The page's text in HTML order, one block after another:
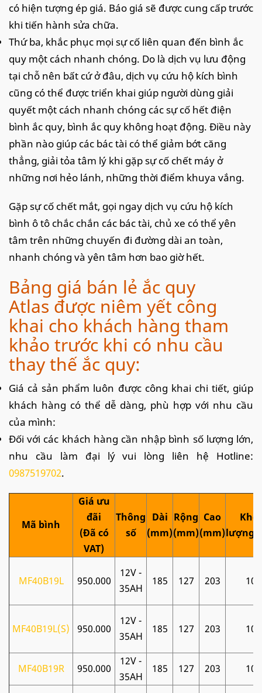
có hiện tượng ép giá. Báo giá sẽ được cung cấp trước
khi tiến hành sửa chữa.
Thứ ba, khắc phục mọi sự cố liên quan đến bình ắc
quy một cách nhanh chóng. Do là dịch vụ lưu động
tại chỗ nên bất cứ ở đâu, dịch vụ cứu hộ kích bình
cũng có thể được triển khai giúp người dùng giải
quyết một cách nhanh chóng các sự cố hết điện
bình ắc quy, bình ắc quy không hoạt động. Điều này
phần nào giúp các bác tài có thể giảm bớt căng
thẳng, giải tỏa tâm lý khi gặp sự cố chết máy ở
những nơi hẻo lánh, những thời điểm khuya vắng.
Gặp sự cố chết mắt, gọi ngay dịch vụ cứu hộ kích
bình ô tô chắc chắn các bác tài, chủ xe có thể yên
tâm trên những chuyến đi đường dài an toàn,
nhanh chóng và yên tâm hơn bao giờ hết.
Bảng giá bán lẻ ắc quy
Atlas được niêm yết công
khai cho khách hàng tham
khảo trước khi có nhu cầu
thay thế ắc quy:
Giá cả sản phẩm luôn được công khai chi tiết, giúp
khách hàng có thể dễ dàng, phù hợp với nhu cầu
của mình:
Đối với các khách hàng cần nhập bình số lượng lớn,
nhu cầu làm đại lý vui lòng liên hệ Hotline:
0987519702.
Mã bình
Giá ưu
đãi
(Đã có
VAT)
Thông
số
Dài
(mm)
Rộng
(mm)
Cao
(mm)
Khối
lượng
MF40B19L 950.000
12V -
35AH
185 127 203 10
MF40B19L(S) 950.000
12V -
35AH
185 127 203 10
MF40B19R 950.000
12V -
35AH
185 127 203 10